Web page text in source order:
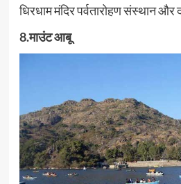
धिरधाम मंदिर पर्वतारोहण संस्थान और
8.माउंट आबू